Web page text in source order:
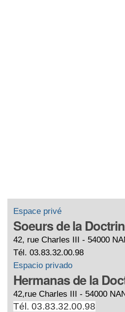
Espace privé
Soeurs de la
42, rue Charles III - 54000
Tél. 03.83.32.00.98
Espacio privado
Hermanas de la
42,rue Charles III - 54000
Tél. 03.83.32.00.98